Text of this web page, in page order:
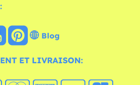
Blog
ET LIVRAISON: